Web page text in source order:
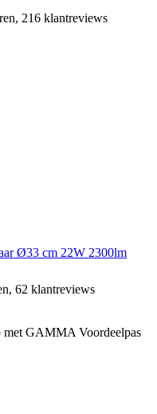
216 klantreviews
Ø33 cm 22W 2300lm
62 klantreviews
met GAMMA Voordeelpas